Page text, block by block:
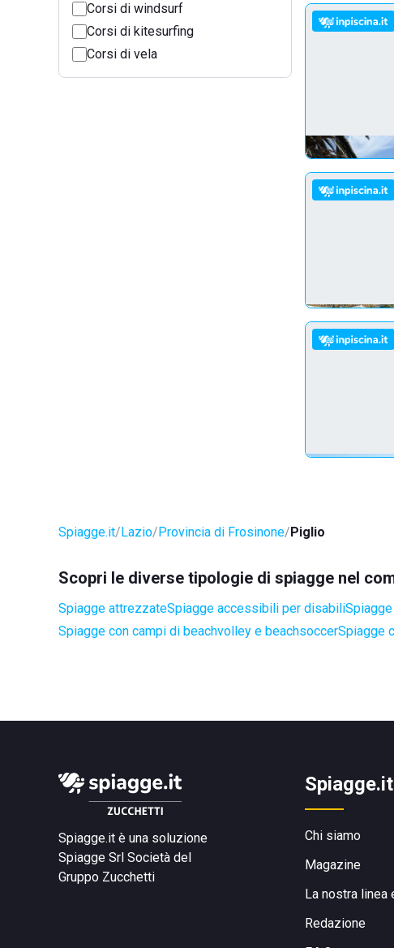
Corsi di windsurf
Corsi di kitesurfing
Corsi di vela
Spiagge.it Lazio Provincia di Frosinone Piglio
Scopri le diverse tipologie di spiagge nel
Spiagge attrezzateSpiagge accessibili per disabili
Spiagge con campi di beachvolley e beachsoccerSpiagge
Spiagge.it è una soluzione
Spiagge Srl Società del
Gruppo Zucchetti
Spiagge.it
Chi siamo
Magazine
La nostra linea
Redazione